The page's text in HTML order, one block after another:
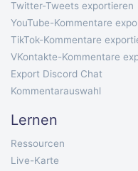
Twitter-Tweets exportieren
YouTube-Kommentare
TikTok-Kommentare
VKontakte-Kommentare
Export Discord Chat
Kommentarauswahl
Lernen
Ressourcen
Live-Karte